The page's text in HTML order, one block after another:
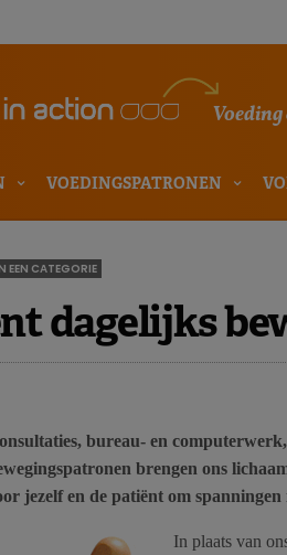
VOEDINGSPATRONEN
EEN CATEGORIE
dagelijks
bureau- en
brengen ons
jezelf en de patiënt om
In plaats van